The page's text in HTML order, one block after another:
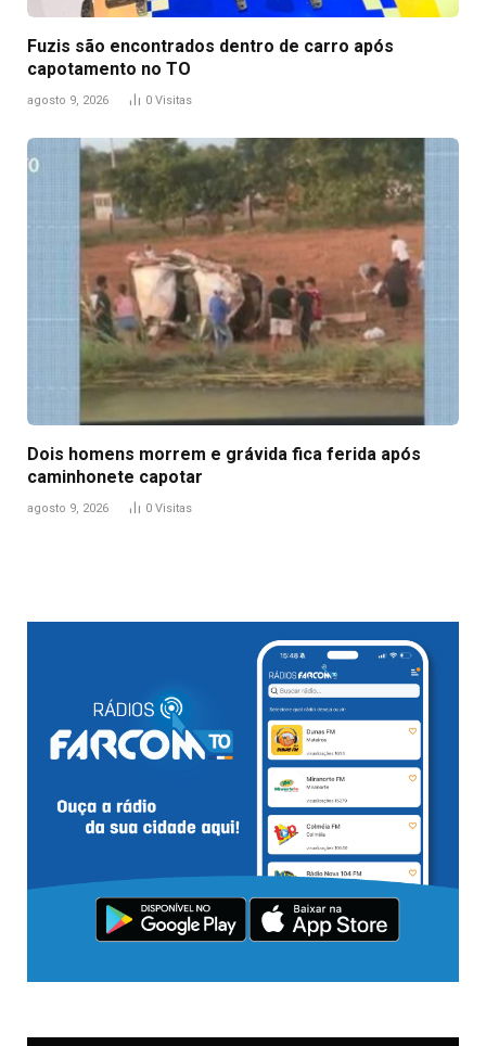
Fuzis são encontrados dentro de carro após
capotamento no TO
agosto 9, 2026 0 Visitas
Dois homens morrem e grávida fica ferida após
caminhonete capotar
agosto 9, 2026 0 Visitas